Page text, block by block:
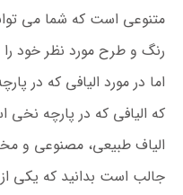
متنوعی است که شما می
رنگ و طرح مورد نظر خود را
اما در مورد الیافی که در
که الیافی که در پارچه
الیاف طبیعی، مصنوعی و
جالب است بدانید که یکی از